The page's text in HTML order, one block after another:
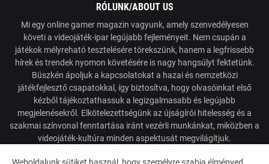
RÓLUNK/ABOUT US
Mi egy online gamer magazin vagyunk, amely szenvedélyesen
követi a videojáték-ipar legújabb fejleményeit. Nem csupán a
játékok mélyreható tesztelésére törekszünk, hanem a legfrissebb
hírek és trendek nyomon követésére is nagy hangsúlyt fektetünk.
Büszkén ápoljuk a kapcsolatokat a hazai és nemzetközi
játékfejlesztő csapatokkal, így biztosítva, hogy olvasóinkat első
kézből tájékoztathassuk a legizgalmasabb és legújabb
megjelenésekről. Elkötelezettségünk az újságírói hitelesség és a
szakmai színvonal fenntartása iránt vezérli munkánkat, miközben a
videojáték-kultúra minden aspektusát megvilágítjuk.